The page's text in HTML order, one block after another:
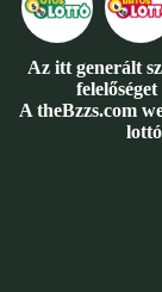
Az itt generált
A theBzzs.com